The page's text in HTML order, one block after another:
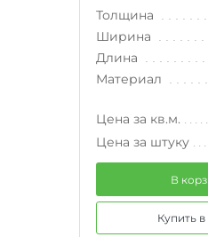
Толщина
Ширина
Длина
Материал
Цена за кв.м.
Цена за штуку
В
Купить в